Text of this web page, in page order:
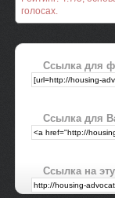
голосах.
Ссылка для
Ссылка для
Ссылка на